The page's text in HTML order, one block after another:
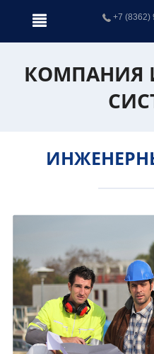
+7 (8362)
КОМПАНИЯ